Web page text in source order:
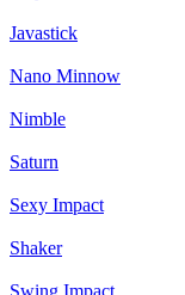
Javastick
Nano Minnow
Nimble
Saturn
Sexy Impact
Shaker
Swing Impact